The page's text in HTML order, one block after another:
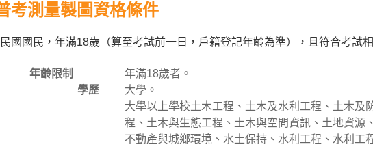
考測量製圖資格條件
國國民，年滿18歲（算至考試前一日，戶籍登記年齡為準），且符合考試
年齡限制 年滿18歲者。
學歷 大學。
大學以上學校土木工程、土木及水利工程、土木及
程、土木與生態工程、土木與空間資訊、土地資源
不動產與城鄉環境、水土保持、水利工程、水利工